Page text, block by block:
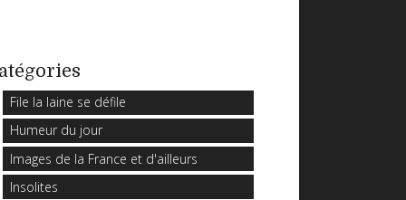
File la laine se défile
Humeur du jour
Images de la France et d'ailleurs
Insolites